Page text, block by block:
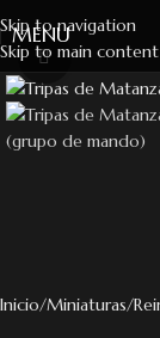
Skip to navigation
Skip to main content
MENU
Click to
Inicio Miniaturas